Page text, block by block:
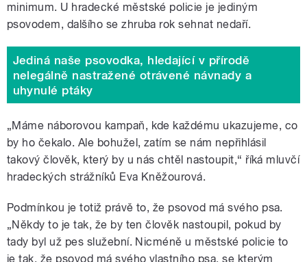
minimum. U hradecké městské policie je jediným
psovodem, dalšího se zhruba rok sehnat nedaří.
Jediná naše psovodka, hledající v přírodě
nelegálně nastražené otrávené návnady a
uhynulé ptáky
„Máme náborovou kampaň, kde každému ukazujeme, co
by ho čekalo. Ale bohužel, zatím se nám nepřihlásil
takový člověk, který by u nás chtěl nastoupit,“ říká mluvčí
hradeckých strážníků Eva Kněžourová.
Podmínkou je totiž právě to, že psovod má svého psa.
„Někdy to je tak, že by ten člověk nastoupil, pokud by
tady byl už pes služební. Nicméně u městské policie to
je tak, že psovod má svého vlastního psa, se kterým